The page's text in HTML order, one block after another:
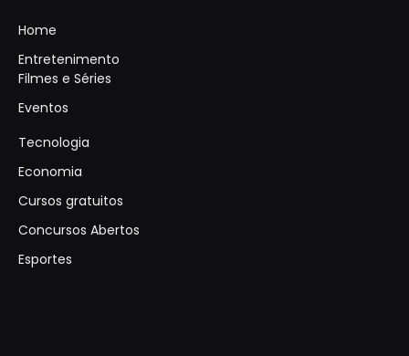
Home
Entretenimento
Filmes e Séries
Eventos
Tecnologia
Economia
Cursos gratuitos
Concursos Abertos
Esportes